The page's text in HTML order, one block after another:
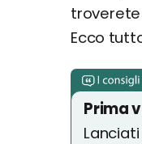
Ecco
Prima